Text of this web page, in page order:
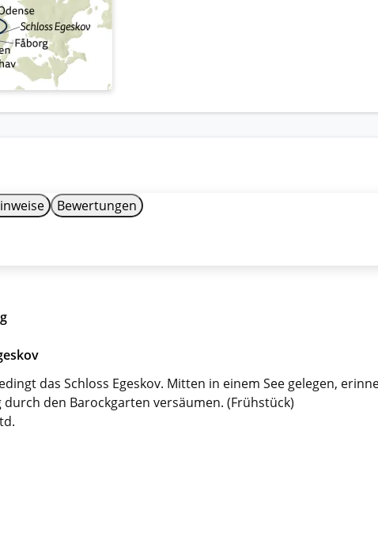
Bewertungen
das Schloss Egeskov. Mitten in einem See gelegen,
durch den Barockgarten versäumen. (Frühstück)